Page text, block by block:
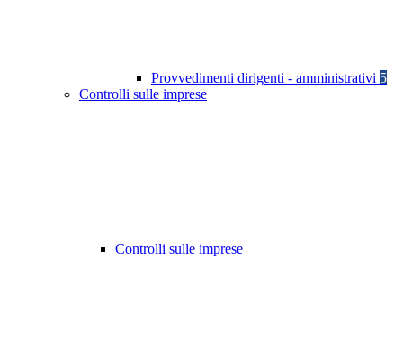
Provvedimenti dirigenti - amministrativi 5
Controlli sulle imprese
Controlli sulle imprese